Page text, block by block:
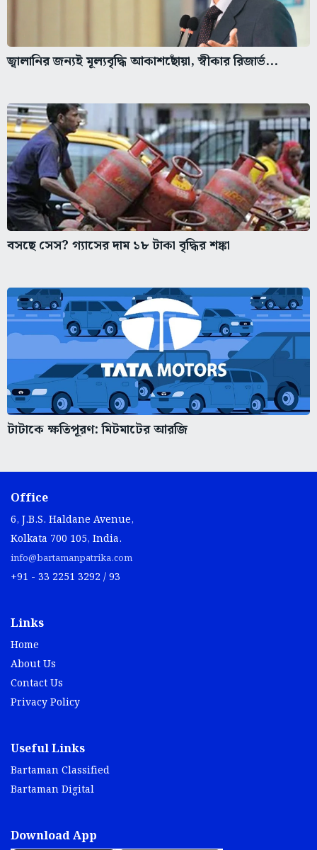
জ্বালানির জন্যই মূল্যবৃদ্ধি আকাশছোঁয়া, স্বীকার রিজার্ভ...
বসছে সেস? গ্যাসের দাম ১৮ টাকা বৃদ্ধির শঙ্কা
টাটাকে ক্ষতিপূরণ: মিটমাটের আরজি
Office
6, J.B.S. Haldane Avenue,
Kolkata 700 105, India.
info@bartamanpatrika.com
+91 - 33 2251 3292 / 93
Links
Home
About Us
Contact Us
Privacy Policy
Useful Links
Bartaman Classified
Bartaman Digital
Download App